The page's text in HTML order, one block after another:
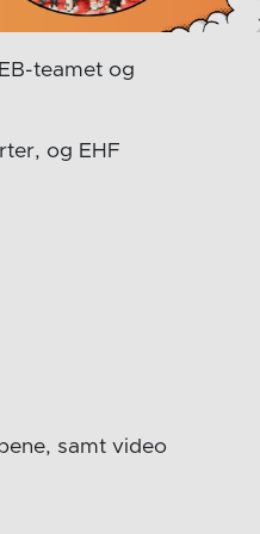
teamet og
og EHF
samt video